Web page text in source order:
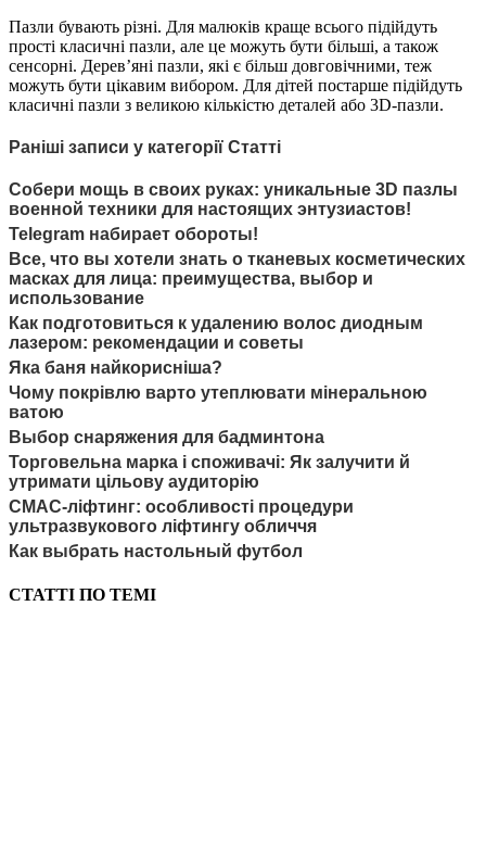
Пазли бувають різні. Для малюків краще всього підійдуть
прості класичні пазли, але це можуть бути більші, а також
сенсорні. Дерев’яні пазли, які є більш довговічними, теж
можуть бути цікавим вибором. Для дітей постарше підійдуть
класичні пазли з великою кількістю деталей або 3D-пазли.
Раніші записи у категорії Статті
Собери мощь в своих руках: уникальные 3D пазлы
военной техники для настоящих энтузиастов!
Telegram набирает обороты!
Все, что вы хотели знать о тканевых косметических
масках для лица: преимущества, выбор и
использование
Как подготовиться к удалению волос диодным
лазером: рекомендации и советы
Яка баня найкорисніша?
Чому покрівлю варто утеплювати мінеральною
ватою
Выбор снаряжения для бадминтона
Торговельна марка і споживачі: Як залучити й
утримати цільову аудиторію
СМАС-ліфтинг: особливості процедури
ультразвукового ліфтингу обличчя
Как выбрать настольный футбол
СТАТТІ ПО ТЕМІ